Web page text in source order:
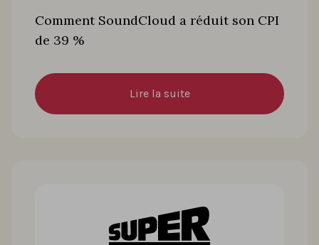
Comment SoundCloud a réduit son CPI
de 39 %
Lire la suite